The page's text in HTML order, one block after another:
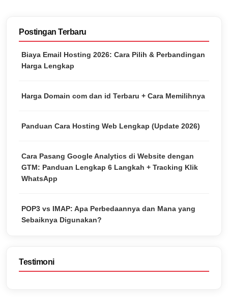
Postingan Terbaru
Biaya Email Hosting 2026: Cara Pilih & Perbandingan
Harga Lengkap
Harga Domain com dan id Terbaru + Cara Memilihnya
Panduan Cara Hosting Web Lengkap (Update 2026)
Cara Pasang Google Analytics di Website dengan
GTM: Panduan Lengkap 6 Langkah + Tracking Klik
WhatsApp
POP3 vs IMAP: Apa Perbedaannya dan Mana yang
Sebaiknya Digunakan?
Testimoni